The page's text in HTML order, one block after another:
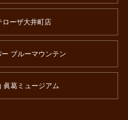
ローザ大井町店
ー ブルーマウンテン
眞葛ミュージアム